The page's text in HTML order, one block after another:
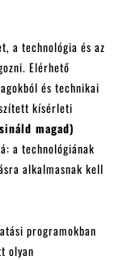
a technológia és az
Elérhető
és technikai
kísérleti
magad)
a technológiának
alkalmasnak kell
programokban
olyan